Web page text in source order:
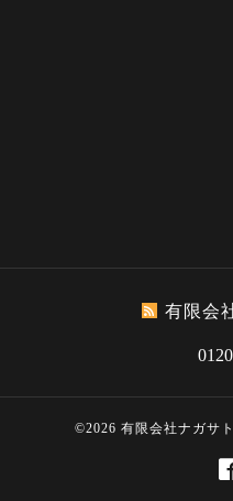
有限会
©2026 有限会社ナガサ